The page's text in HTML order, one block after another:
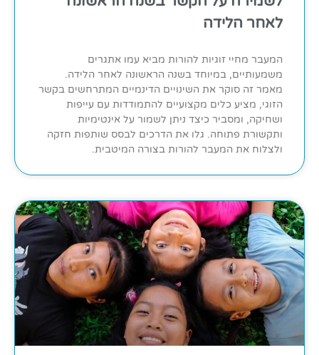
לאחר הלידה
המעבר מחיי זוגיות להורות מביא עמו אתגרים
משמעותיים, במיוחד בשנה הראשונה לאחר הלידה.
מאמר זה סוקר את השינויים הדינמיים המתרחשים בקשר
הזוגי, מציע כלים מקצועיים להתמודדות עם עייפות
ושחיקה, ומסביר כיצד ניתן לשמור על אינטימיות
ותקשורת פתוחה. גלו את הדרכים לבסס שותפות חזקה
ולצלוח את המעבר להורות בצורה המיטבית.